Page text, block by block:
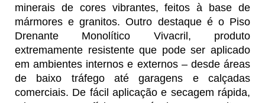
minerais de cores vibrantes, feitos à base de
mármores e granitos. Outro destaque é o Piso
Drenante Monolítico Vivacril, produto
extremamente resistente que pode ser aplicado
em ambientes internos e externos – desde áreas
de baixo tráfego até garagens e calçadas
comerciais. De fácil aplicação e secagem rápida,